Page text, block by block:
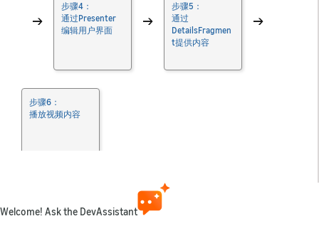
→
步骤4：
通过Presenter
编辑用户界面
→
步骤5：
通过
DetailsFragmen
t提供内容
→
步骤6：
播放视频内容
现在，让我们一起了解Fire TV Android应用的第一个基
本组件：BrowseFragment。
Welcome! Ask the DevAssistant